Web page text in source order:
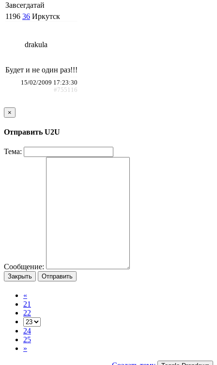
Завсегдатай
1196 36 Иркутск
drakula
Будет и не один раз!!!
15/02/2009 17:23:30
#755116
×
Отправить U2U
Тема:
Сообщение:
Закрыть Отправить
«
21
22
24
25
»